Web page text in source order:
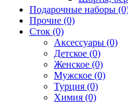
Подарочные наборы
Прочие (0)
Сток (0)
Аксессуары (0)
Детское (0)
Женское (0)
Мужское (0)
Турция (0)
Химия (0)